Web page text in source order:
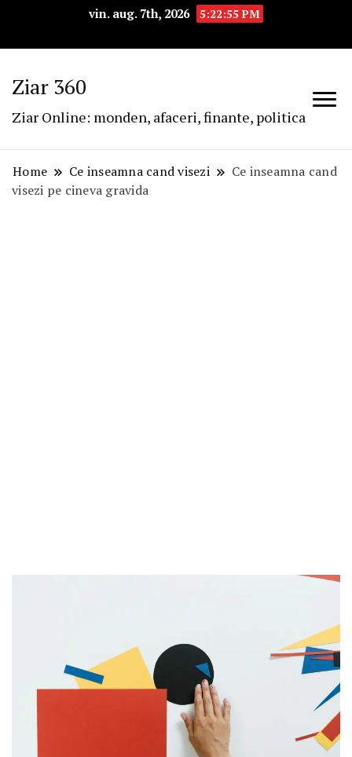
vin. aug. 7th, 2026 5:22:56 PM
Ziar 360
Ziar Online: monden, afaceri, finante, politica
Home Ce inseamna cand visezi
Ce inseamna cand
visezi pe cineva gravida